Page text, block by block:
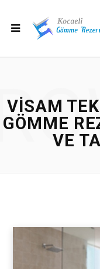
VISAM
GÖMME
VE